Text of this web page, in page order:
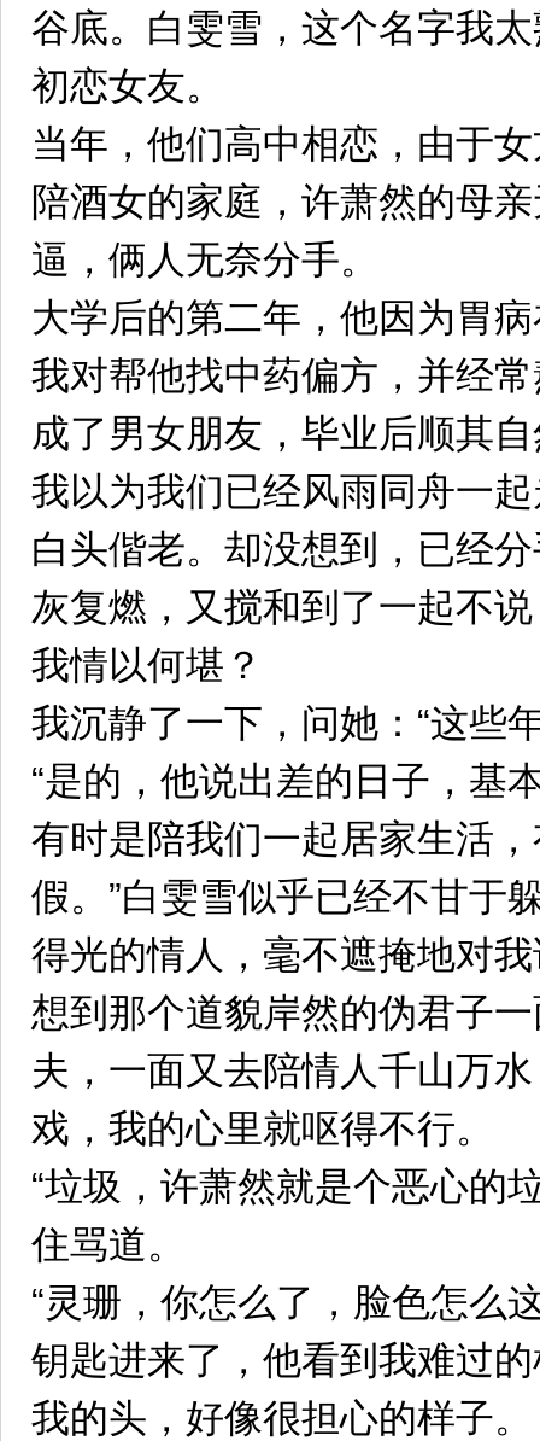
谷底。白雯雪，这个名字我
初恋女友。
当年，他们高中相恋，由于
陪酒女的家庭，许萧然的母
逼，俩人无奈分手。
大学后的第二年，他因为胃
我对帮他找中药偏方，并经
成了男女朋友，毕业后顺其
我以为我们已经风雨同舟一
白头偕老。却没想到，已经
灰复燃，又搅和到了一起不
我情以何堪？
我沉静了一下，问她：“这些
“是的，他说出差的日子，基
有时是陪我们一起居家生活
假。”白雯雪似乎已经不甘于
得光的情人，毫不遮掩地对
想到那个道貌岸然的伪君子
夫，一面又去陪情人千山万
戏，我的心里就呕得不行。
“垃圾，许萧然就是个恶心的
住骂道。
“灵珊，你怎么了，脸色怎么
钥匙进来了，他看到我难过
我的头，好像很担心的样子。